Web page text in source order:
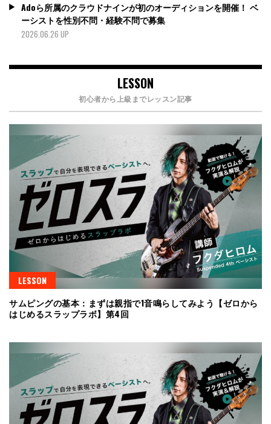
Adoら所属のクラウドナインが初のオーディションを開催！ ベ
ーシストを性別不問・経験不問で募集
2026.06.26 UP
LESSON
初心者から上級までレッスン記事
LESSON
サムピングの基本：まずは親指で1音鳴らしてみよう【ゼロから
はじめるスラップラボ】第4回